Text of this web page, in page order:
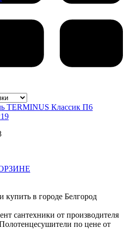
TERMINUS Классик П6
купить в городе Белгород
сантехники от производителя
по цене от